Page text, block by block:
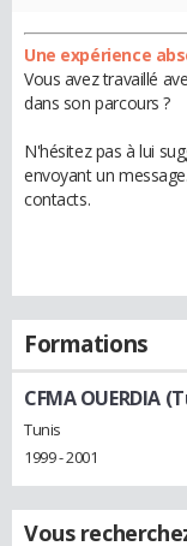
Une expérience
Vous avez travaillé
dans son parcours ?
N'hésitez pas à lui
envoyant un
contacts.
Formations
CFMA OUERDIA
Tunis
1999 - 2001
Vous